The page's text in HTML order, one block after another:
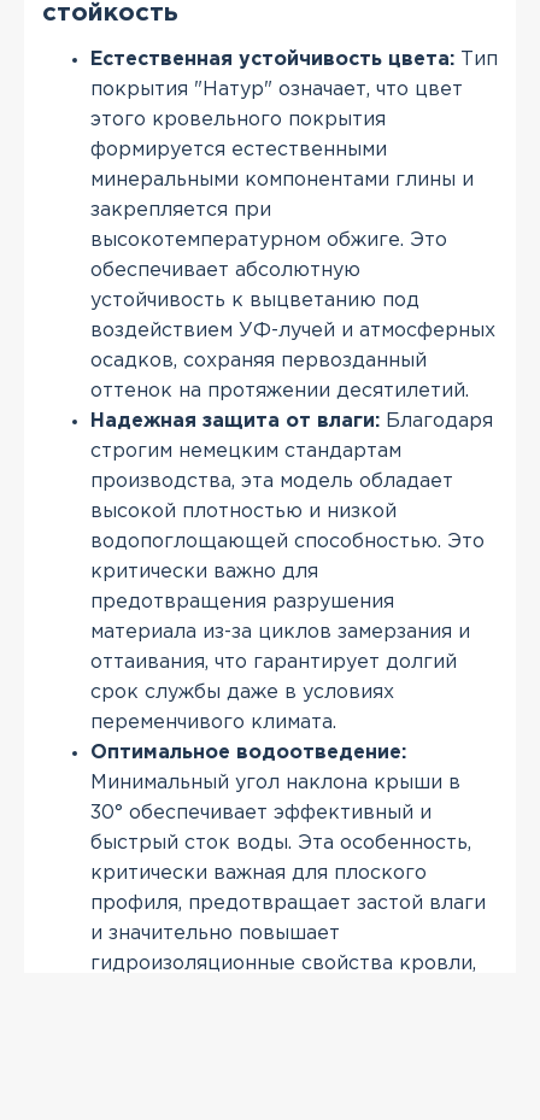
стойкость
Естественная устойчивость цвета: Тип
покрытия "Натур" означает, что цвет
этого кровельного покрытия
формируется естественными
минеральными компонентами глины и
закрепляется при
высокотемпературном обжиге. Это
обеспечивает абсолютную
устойчивость к выцветанию под
воздействием УФ-лучей и атмосферных
осадков, сохраняя первозданный
оттенок на протяжении десятилетий.
Надежная защита от влаги: Благодаря
строгим немецким стандартам
производства, эта модель обладает
высокой плотностью и низкой
водопоглощающей способностью. Это
критически важно для
предотвращения разрушения
материала из-за циклов замерзания и
оттаивания, что гарантирует долгий
срок службы даже в условиях
переменчивого климата.
Оптимальное водоотведение:
Минимальный угол наклона крыши в
30° обеспечивает эффективный и
быстрый сток воды. Эта особенность,
критически важная для плоского
профиля, предотвращает застой влаги
и значительно повышает
гидроизоляционные свойства кровли,